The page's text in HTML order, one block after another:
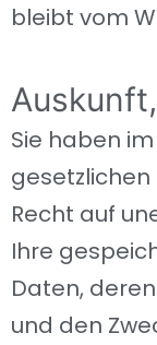
bleibt vom
Sie haben
Recht auf
Ihre
Daten,
und den